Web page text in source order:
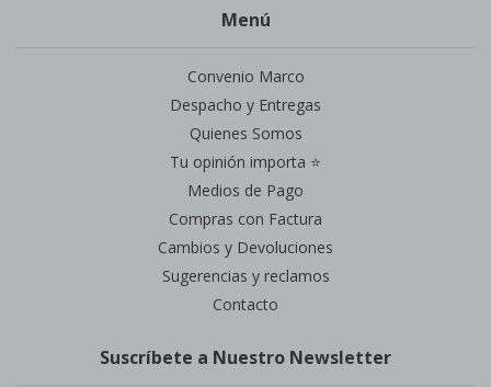
Menú
Convenio Marco
Despacho y Entregas
Quienes Somos
Tu opinión importa ⭐
Medios de Pago
Compras con Factura
Cambios y Devoluciones
Sugerencias y reclamos
Contacto
Suscríbete a Nuestro Newsletter